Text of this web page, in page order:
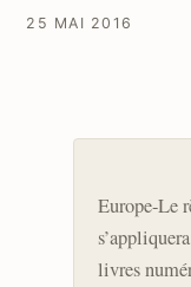
25 MAI 2016
Europe-Le
livres